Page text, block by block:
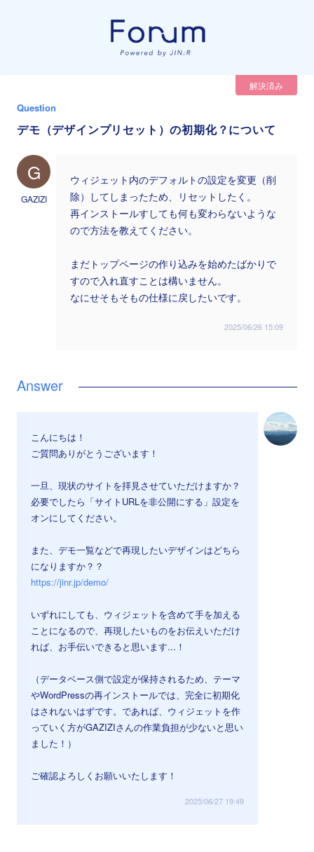
解決済み
Question
デモ（デザインプリセット）の初期化？について
G
GAZIZI
ウィジェット内のデフォルトの設定を変更（削
除）してしまったため、リセットしたく。
再インストールすしても何も変わらないような
ので方法を教えてください。
まだトップページの作り込みを始めたばかりで
すので入れ直すことは構いません。
なにせそもそもの仕様に戻したいです。
2025/06/26 15:09
こんにちは！
ご質問ありがとうございます！
一旦、現状のサイトを拝見させていただけますか？
必要でしたら「サイトURLを非公開にする」設定を
オンにしてください。
また、デモ一覧などで再現したいデザインはどちら
になりますか？？
https://jinr.jp/demo/
いずれにしても、ウィジェットを含めて手を加える
ことになるので、再現したいものをお伝えいただけ
れば、お手伝いできると思います...！
（データベース側で設定が保持されるため、テーマ
やWordPressの再インストールでは、完全に初期化
はされないはずです。であれば、ウィジェットを作
っていく方がGAZIZIさんの作業負担が少ないと思い
ました！）
ご確認よろしくお願いいたします！
2025/06/27 19:49